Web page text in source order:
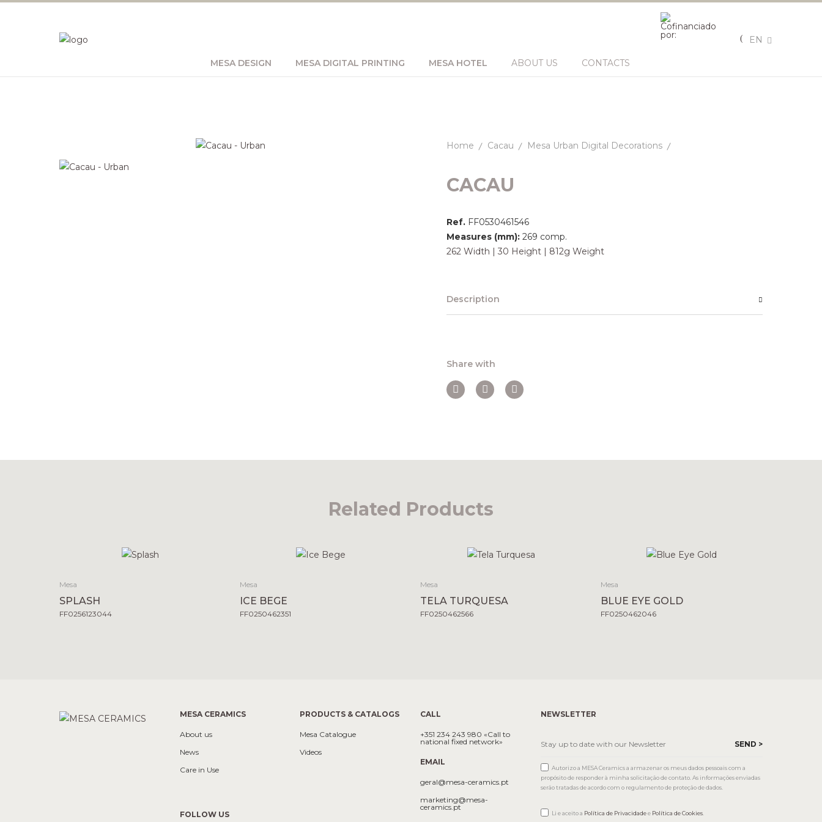
MESA DESIGN MESA DIGITAL PRINTING MESA HOTEL ABOUT US CONTACTS
EN
Home Cacau Mesa Urban Digital Decorations
CACAU
Ref. FF0530461546
Measures (mm): 269 comp.
262 Width | 30 Height | 812g Weight
Description
Share with
Related Products
Mesa
SPLASH
FF0256123044
Mesa
ICE BEGE
FF0250462351
Mesa
TELA TURQUESA
FF0250462566
Mesa
BLUE EYE GOLD
FF0250462046
MESA CERAMICS
About us
News
Care in Use
FOLLOW US
PRODUCTS & CATALOGS
Mesa Catalogue
Videos
CALL
+351 234 243 980 «Call to
national fixed network»
EMAIL
geral@mesa-ceramics.pt
marketing@mesa-
ceramics.pt
NEWSLETTER
Autorizo a MESA Ceramics a armazenar os meus dados pessoais com a
propósito de responder à minha solicitação de contato. As informações enviadas
serão tratadas de acordo com o regulamento de proteção de dados.
Li e aceito a Política de Privacidadee Política de Cookies.